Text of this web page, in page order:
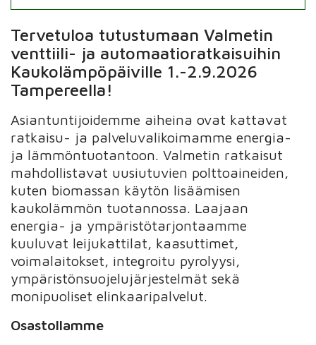
Tervetuloa tutustumaan Valmetin
venttiili- ja automaatioratkaisuihin
Kaukolämpöpäiville 1.-2.9.2026
Tampereella!
Asiantuntijoidemme aiheina ovat kattavat
ratkaisu- ja palveluvalikoimamme energia-
ja lämmöntuotantoon. Valmetin ratkaisut
mahdollistavat uusiutuvien polttoaineiden,
kuten biomassan käytön lisäämisen
kaukolämmön tuotannossa. Laajaan
energia- ja ympäristötarjontaamme
kuuluvat leijukattilat, kaasuttimet,
voimalaitokset, integroitu pyrolyysi,
ympäristönsuojelujärjestelmät sekä
monipuoliset elinkaaripalvelut.
Osastollamme